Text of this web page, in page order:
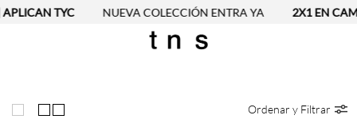
TYC NUEVA COLECCIÓN ENTRA YA 2X1 EN
Ordenar y Filtrar